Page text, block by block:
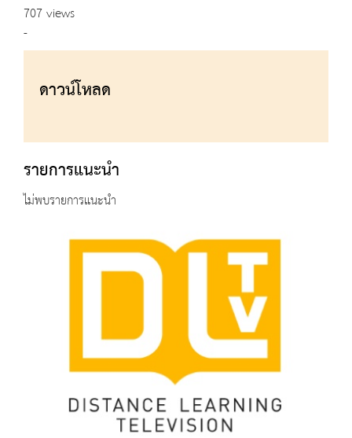
707 views
-
ดาวน์โหลด
รายการแนะนำ
ไม่พบรายการแนะนำ